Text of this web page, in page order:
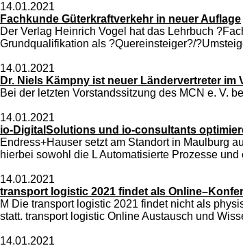
14.01.2021
Fachkunde Güterkraftverkehr in neuer Auflage
Der Verlag Heinrich Vogel hat das Lehrbuch
Grundqualifikation als ?Quereinsteiger?/
14.01.2021
Dr. Niels Kämpny ist neuer Ländervertreter
Bei der letzten Vorstandssitzung des MCN e. V.
14.01.2021
io-DigitalSolutions und io-consultants
Endress+Hauser setzt am Standort in Maulburg
hierbei sowohl die L Automatisierte Prozesse
14.01.2021
transport logistic 2021 findet als
M Die transport logistic 2021 findet nicht als
statt. transport logistic Online Austausch und
14.01.2021